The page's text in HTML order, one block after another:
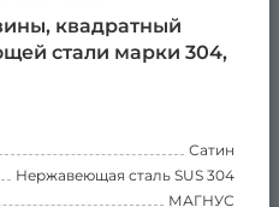
квадратный
стали марки 304,
Сатин
Нержавеющая сталь SUS 304
МАГНУС